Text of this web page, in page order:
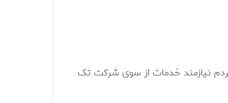
نیازمند خدمات از سوی شرکت تک